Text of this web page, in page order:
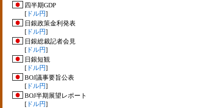
四半期GDP
[ ドル円]
日銀政策金利発表
[ ドル円]
日銀総裁記者会見
[ ドル円]
日銀短観
[ ドル円]
BOJ議事要旨公表
[ ドル円]
BOJ半期展望レポート
[ ドル円]